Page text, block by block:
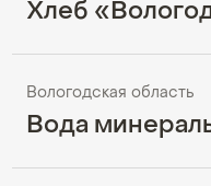
Хлеб
Вологодская область
Вода